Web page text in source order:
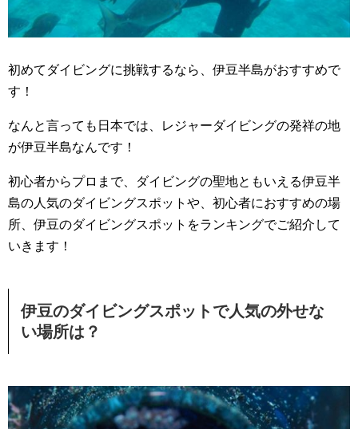
初めてダイビングに挑戦するなら、伊豆半島がおすすめで
す！
なんと言っても日本では、レジャーダイビングの発祥の地
が伊豆半島なんです！
初心者からプロまで、ダイビングの聖地ともいえる伊豆半
島の人気のダイビングスポットや、初心者におすすめの場
所、伊豆のダイビングスポットをランキングでご紹介して
いきます！
伊豆のダイビングスポットで人気の外せな
い場所は？